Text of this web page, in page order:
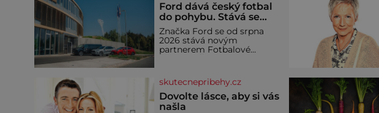
Ford dává český fotbal
do pohybu. Stává se
novým partnerem
FAČR
Značka Ford se od srpna
2026 stává novým
partnerem Fotbalové
zajistí mobilitu asociace,
reprezentačních týmů i
českého fotbalu v
regionech. Partner
skutecnepribehy.cz
Dovolte lásce, aby si vás
našla